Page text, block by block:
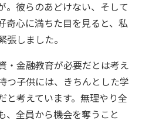
。彼らのあどけない、そして
奇心に満ちた目を見ると、私
しました。
・金融教育が必要だとは考え
つ子供には、きちんとした学
と考えています。無理やり全
、全員から機会を奪うこと